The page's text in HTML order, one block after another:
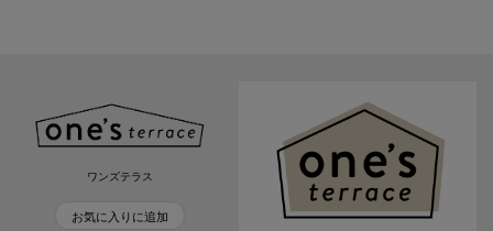
ワンズテラス
お気に入りに追加